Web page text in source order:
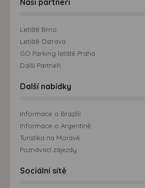
Letiště Brno
Letiště Ostrava
GO Parking letiště Praha
Další Partneři
Další nabídky
Informace o Brazílii
Informace o Argentině
Turistika na Moravě
Poznávací zájezdy
Sociální sítě